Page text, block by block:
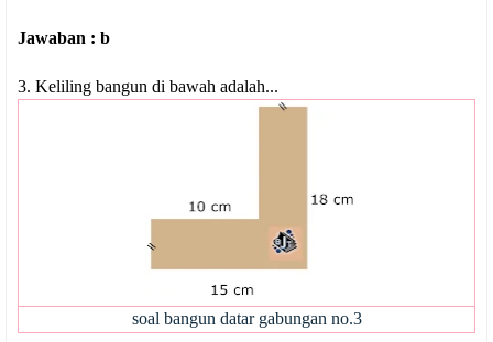
Jawaban : b
3. Keliling bangun di bawah adalah...
soal bangun datar gabungan no.3